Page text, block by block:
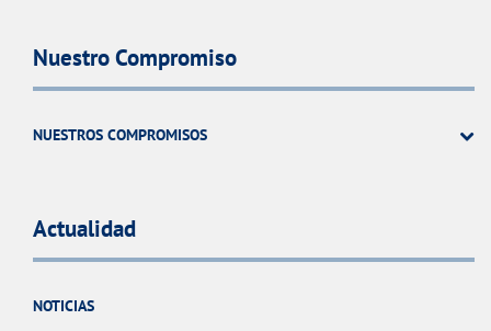
Nuestro Compromiso
NUESTROS COMPROMISOS
Actualidad
NOTICIAS